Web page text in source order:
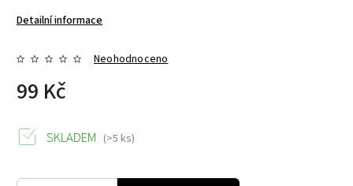
Detailní informace
Neohodnoceno
99 Kč
SKLADEM (>5 ks)